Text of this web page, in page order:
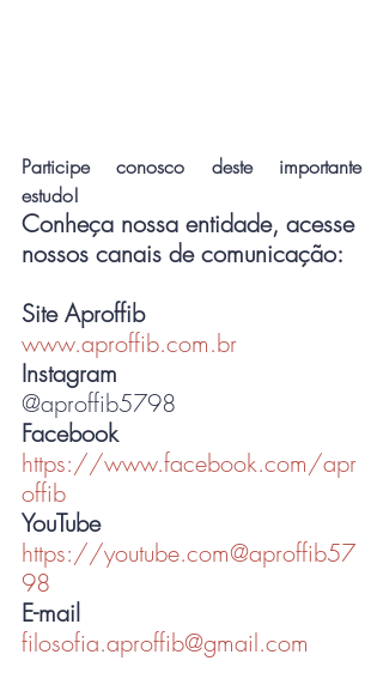
Participe conosco deste importante
estudo!
Conheça nossa entidade, acesse
nossos canais de comunicação:
Site Aproffib
www.aproffib.com.br
Instagram
@aproffib5798
Facebook
https://www.facebook.com/apr
offib
YouTube
https://youtube.com@aproffib57
98
E-mail
filosofia.aproffib@gmail.com